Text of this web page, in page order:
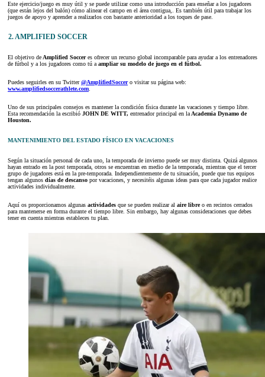
Este ejercicio/juego es muy útil y se puede utilizar como una introducción para enseñar a los jugadores
(que están lejos del balón) cómo alinear el campo en el área contigua,. Es también útil para trabajar los
juegos de apoyo y aprender a realizarlos con bastante anterioridad a los toques de pase.
2. AMPLIFIED SOCCER
El objetivo de Amplified Socceres ofrecer un recurso global incomparable para ayudar a los entrenadores
de fútbol y a los jugadores como tú a ampliar su modelo de juego en el fútbol.
Puedes seguirles en su Twitter@AmplifiedSoccero visitar su página web:
www.amplifiedsoccerathlete.com
Uno de sus principales consejos es mantener la condición física durante las vacaciones y tiempo libre.
Esta recomendación la escribió JOHN DE WITT, entrenador principal en la Academia Dynamo de
Houston.
MANTENIMIENTO DEL ESTADO FÍSICO EN VACACIONES
Según la situación personal de cada uno, la temporada de invierno puede ser muy distinta. Quizá algunos
hayan entrado en la post temporada, otros se encuentran en medio de la temporada, mientras que el tercer
grupo de jugadores está en la pre-temporada. Independientemente de tu situación, puede que tus equipos
tengan algunos días de descanso por vacaciones, y necesitéis algunas ideas para que cada jugador realice
actividades individualmente.
Aquí os proporcionamos algunas actividades que se pueden realizar al aire libreo en recintos cerrados
para mantenerse en forma durante el tiempo libre. Sin embargo, hay algunas consideraciones que debes
tener en cuenta mientras estableces tu plan.